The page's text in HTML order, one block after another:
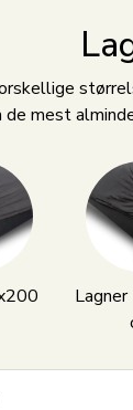
mest